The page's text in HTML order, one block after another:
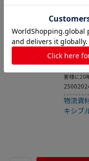
16
トラ
ーブ
本）【
フレキシ
客様に20
用。●全
力：FV～
耐熱温度
乗]]Pa・
物流資
キシブ